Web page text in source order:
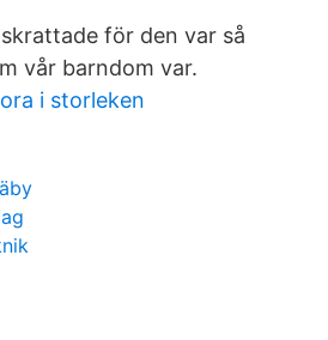
för den var så
vår barndom var.
i storleken